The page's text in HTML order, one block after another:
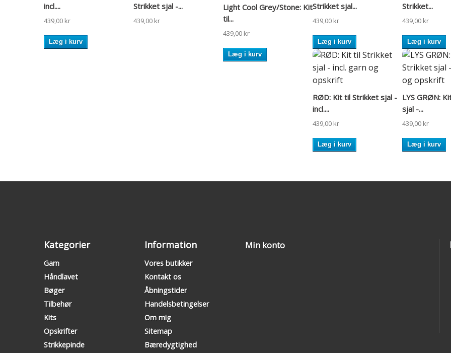
incl....
439,00 kr
Læg i kurv
Strikket sjal -...
439,00 kr
Light Cool Grey/Stone: Kit
til...
439,00 kr
Læg i kurv
Strikket sjal...
439,00 kr
Læg i kurv
Strikket...
439,00 kr
Læg i kurv
RØD: Kit til Strikket sjal -
incl....
439,00 kr
Læg i kurv
LYS GRØN:
sjal -...
439,00 kr
Læg i kurv
Kategorier
Garn
Håndlavet
Bøger
Tilbehør
Kits
Opskrifter
Strikkepinde
Information
Vores butikker
Kontakt os
Åbningstider
Handelsbetingelser
Om mig
Sitemap
Bæredygtighed
Min konto